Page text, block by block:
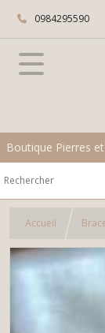
0984295590
Boutique Pierres
Accueil